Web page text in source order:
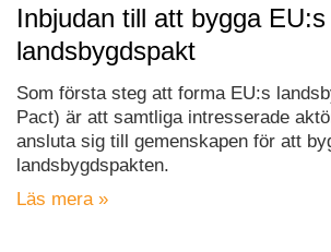
Inbjudan till att bygga EU:s
landsbygdspakt
Som första steg att forma EU:s
Pact) är att samtliga intresserade
ansluta sig till gemenskapen för att
landsbygdspakten.
Läs mera »